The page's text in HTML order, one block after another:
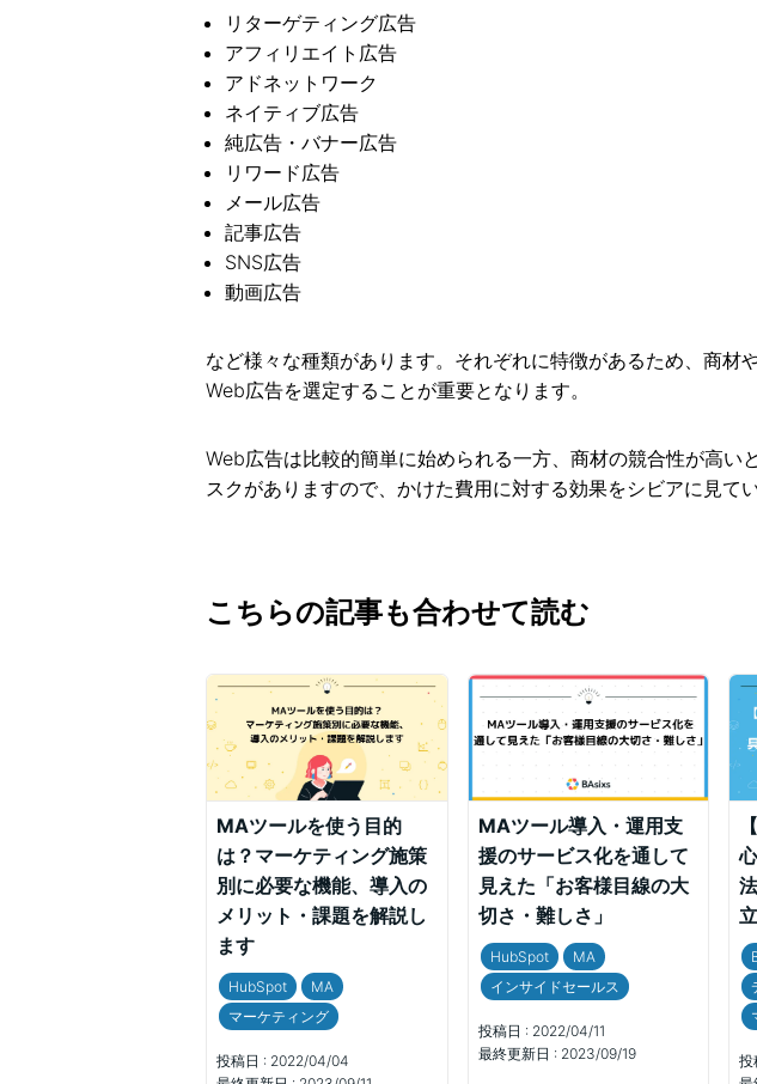
リターゲティング広告
アフィリエイト広告
アドネットワーク
ネイティブ広告
純広告・バナー広告
リワード広告
メール広告
記事広告
SNS広告
動画広告
など様々な種類があります。それぞれに特徴があるため、商材
Web広告を選定することが重要となります。
Web広告は比較的簡単に始められる一方、商材の競合性が高い
スクがありますので、かけた費用に対する効果をシビアに見て
こちらの記事も合わせて読む
MAツールを使う目的
は？マーケティング施策
別に必要な機能、導入の
メリット・課題を解説し
ます
HubSpot
MA
マーケティング
投稿日 : 2022/04/04
MAツール導入・運用支
援のサービス化を通して
見えた「お客様目線の大
切さ・難しさ」
HubSpot
MA
インサイドセールス
投稿日 : 2022/04/11
最終更新日 : 2023/09/19 投